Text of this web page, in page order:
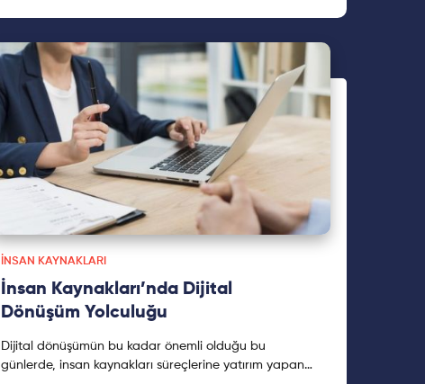
İNSAN KAYNAKLARI
İnsan Kaynakları’nda Dijital
Dönüşüm Yolculuğu
Dijital dönüşümün bu kadar önemli olduğu bu
günlerde, insan kaynakları süreçlerine yatırım yapan